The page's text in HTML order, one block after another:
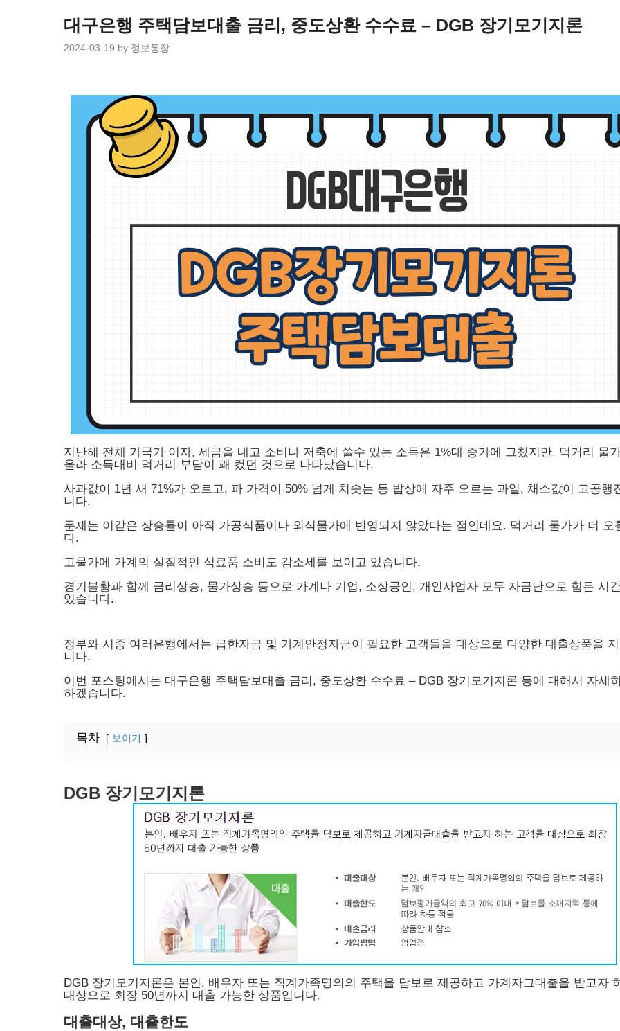
대구은행 주택담보대출 금리, 중도상환 수수료 – DGB 장기모기지론
2024-03-19 by 정보통장
지난해 전체 가국가 이자, 세금을 내고 소비나 저축에 쓸수 있는 소득은 1%대 증가에 그쳤지만, 먹거리 물
올라 소득대비 먹거리 부담이 꽤 컸던 것으로 나타났습니다.
사과값이 1년 새 71%가 오르고, 파 가격이 50% 넘게 치솟는 등 밥상에 자주 오르는 과일, 채소값이 고공행
니다.
문제는 이같은 상승률이 아직 가공식품이나 외식물가에 반영되지 않았다는 점인데요. 먹거리 물가가 더 오
다.
고물가에 가계의 실질적인 식료품 소비도 감소세를 보이고 있습니다.
경기불황과 함께 금리상승, 물가상승 등으로 가계나 기업, 소상공인, 개인사업자 모두 자금난으로 힘든 시
있습니다.
정부와 시중 여러은행에서는 급한자금 및 가계안정자금이 필요한 고객들을 대상으로 다양한 대출상품을
니다.
이번 포스팅에서는 대구은행 주택담보대출 금리, 중도상환 수수료 – DGB 장기모기지론 등에 대해서 자세
하겠습니다.
목차 보이기
DGB 장기모기지론
DGB 장기모기지론은 본인, 배우자 또는 직계가족명의의 주택을 담보로 제공하고 가계자그대출을 받고자
대상으로 최장 50년까지 대출 가능한 상품입니다.
대출대상, 대출한도